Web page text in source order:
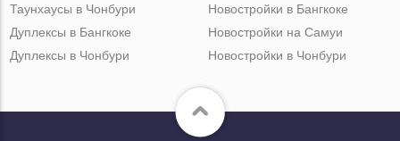
Таунхаусы в Чонбури
Дуплексы в Бангкоке
Дуплексы в Чонбури
Новостройки в Бангкоке
Новостройки на Самуи
Новостройки в Чонбури